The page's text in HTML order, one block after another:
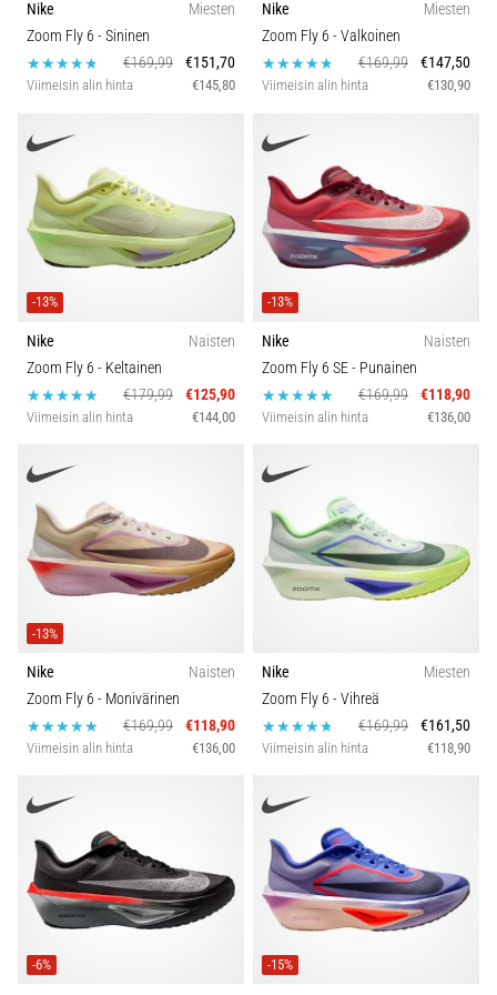
juoksun
aikana
ja
sen
Polvikipu
koettelee
jokaista
juoksijaa
vähintään
elämässä,
kyseessä
sitten
harrastaja
tai
…
Näytä
kaikki
artikkelit
Kengän leveys
Piikin tyyppi
Urheilu
Maasto
Juoksun tyyppi
Kenkien tyyppi
Paino (g)
Nike
Miesten
Zoom Fly 6 - Sininen
€169,99
€151,70
Viimeisin alin hinta €145,80
Nike
Miesten
Zoom Fly 6 - Valkoinen
€169,99
€147,50
Viimeisin alin hinta €130,90
-13%
Nike
Naisten
Zoom Fly 6 - Keltainen
€179,99
€125,90
Viimeisin alin hinta €144,00
-13%
Nike
Naisten
Zoom Fly 6 SE- Punainen
€169,99
€118,90
Viimeisin alin hinta €136,00
-13%
Nike
Naisten
Zoom Fly 6 - Monivärinen
€169,99
€118,90
Viimeisin alin hinta €136,00
Nike
Miesten
Zoom Fly 6 - Vihreä
€169,99
€161,50
Viimeisin alin hinta €118,90
-6% -15%